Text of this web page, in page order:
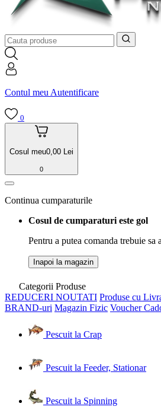
Contul meu Autentificare
0
Cosul meu0,00 Lei
0
Continua cumparaturile
Cosul de cumparaturi este gol
Pentru a putea comanda trebuie sa
Inapoi la magazin
Categorii Produse
REDUCERI NOUTATI Produse cu
BRAND-uri Magazin Fizic Voucher
Pescuit la Crap
Pescuit la Feeder, Stationar
Pescuit la Spinning